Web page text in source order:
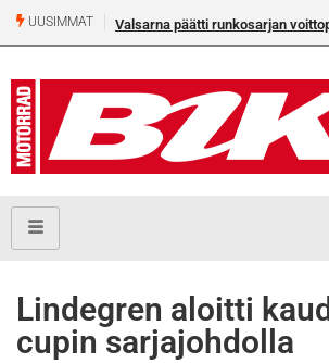
UUSIMMAT Valsarna päätti runkosarjan
Lindegren aloitti
cupin sarjajohdolla